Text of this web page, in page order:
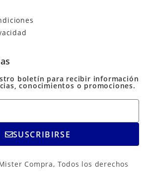
boletín para recibir información
conocimientos o promociones.
SUSCRIBIRSE
Compra, Todos los derechos